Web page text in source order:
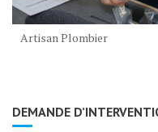
Artisan Plombier
DEMANDE